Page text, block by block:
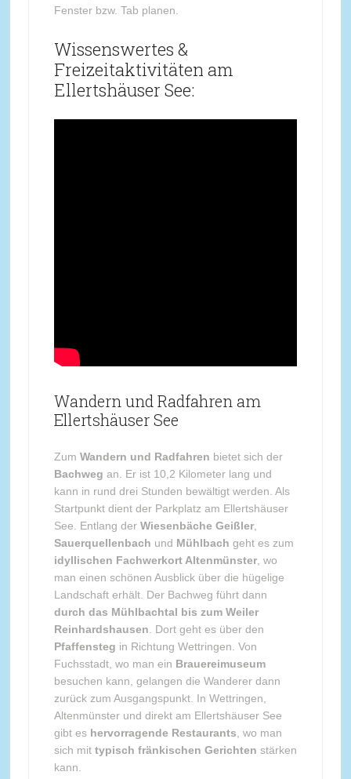
Fenster bzw. Tab planen.
Wissenswertes &
Freizeitaktivitäten am
Ellertshäuser See:
Wandern und Radfahren am
Ellertshäuser See
Zum Wandern und Radfahren bietet sich der
Bachweg an. Er ist 10,2 Kilometer lang und
kann in rund drei Stunden bewältigt werden. Als
Startpunkt dient der Parkplatz am Ellertshäuser
See. Entlang der Wiesenbäche Geißler,
Sauerquellenbach und Mühlbach geht es zum
idyllischen Fachwerkort Altenmünster, wo
man einen schönen Ausblick über die hügelige
Landschaft erhält. Der Bachweg führt dann
durch das Mühlbachtal bis zum Weiler
Reinhardshausen . Dort geht es über den
Pfaffensteg in Richtung Wettringen. Von
Fuchsstadt, wo man ein Brauereimuseum
besuchen kann, gelangen die Wanderer dann
zurück zum Ausgangspunkt. In Wettringen,
Altenmünster und direkt am Ellertshäuser See
gibt es hervorragende Restaurants , wo man
sich mit typisch fränkischen Gerichten stärken
kann.